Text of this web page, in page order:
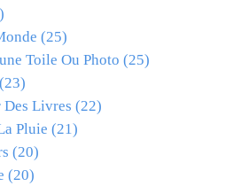
(25)
Toile Ou Photo (25)
(23)
Des Livres (22)
Pluie (21)
(20)
(20)